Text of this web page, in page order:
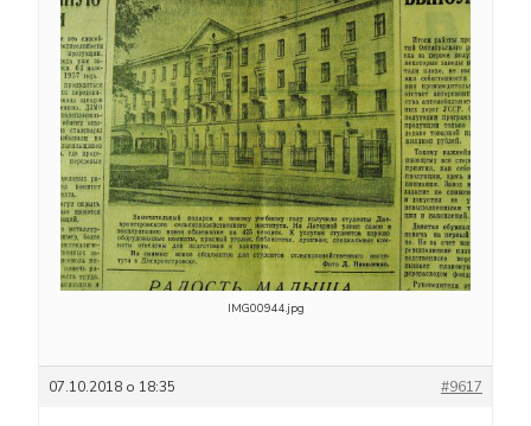
IMG00944.jpg
07.10.2018 о 18:35 #9617